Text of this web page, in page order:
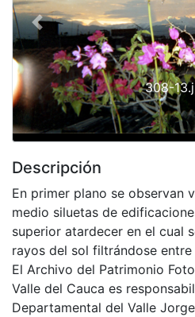
308-
Previous
Descripción
En primer plano se observan
medio siluetas de
superior atardecer en el cual
rayos del sol filtrándose entre
El Archivo del Patrimonio
Valle del Cauca es
Departamental del Valle